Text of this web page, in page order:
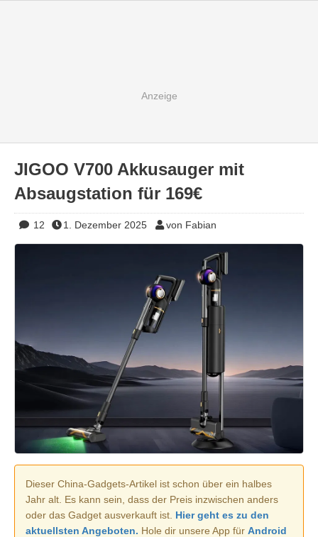
JIGOO V700 Akkusauger mit
Absaugstation für 169€
12 1. Dezember 2025 von Fabian
Dieser China-Gadgets-Artikel ist schon über ein halbes
Jahr alt. Es kann sein, dass der Preis inzwischen anders
oder das Gadget ausverkauft ist. Hier geht es zu den
aktuellsten Angeboten. Hole dir unsere App für Android